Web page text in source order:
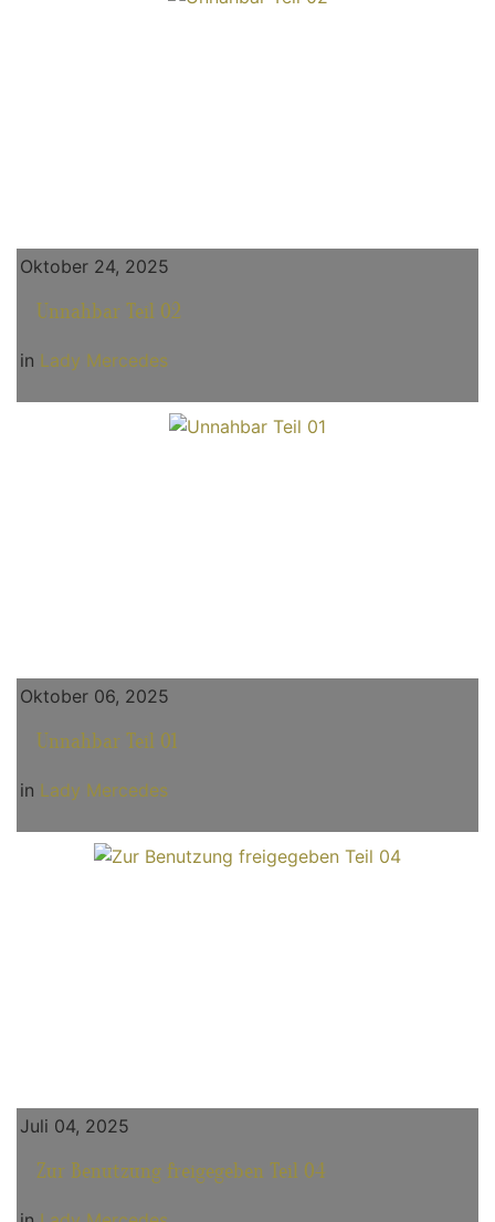
Oktober 24, 2025
Unnahbar Teil 02
in Lady Mercedes
Oktober 06, 2025
Unnahbar Teil 01
in Lady Mercedes
Juli 04, 2025
Zur Benutzung freigegeben Teil 04